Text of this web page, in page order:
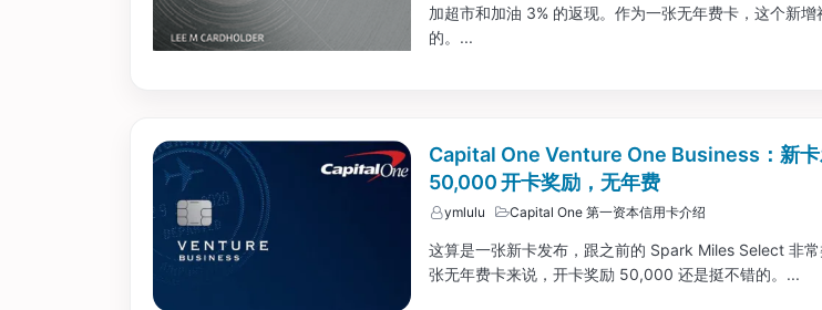
加超市和加油 3% 的返现。作为一张无年费卡，这个新增
的。...
Capital One Venture One Business：新卡
50,000 开卡奖励，无年费
ymlulu Capital One 第一资本信用卡介绍
这算是一张新卡发布，跟之前的 Spark Miles Select 非
张无年费卡来说，开卡奖励 50,000 还是挺不错的。...